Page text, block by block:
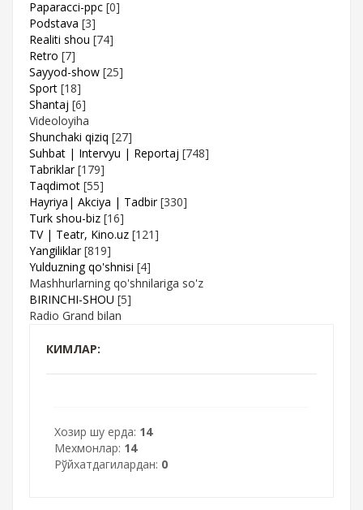
Paparacci-ppc [0]
Podstava [3]
Realiti shou [74]
Retro [7]
Sayyod-show [25]
Sport [18]
Shantaj [6]
Videoloyiha
Shunchaki qiziq [27]
Suhbat | Intervyu | Reportaj [748]
Tabriklar [179]
Taqdimot [55]
Hayriya| Akciya | Tadbir [330]
Turk shou-biz [16]
TV | Teatr, Kino.uz [121]
Yangiliklar [819]
Yulduzning qo'shnisi [4]
Mashhurlarning qo'shnilariga so'z
BIRINCHI-SHOU [5]
Radio Grand bilan
КИМЛАР:
Хозир шу ерда: 14
Мехмонлар: 14
Рўйхатдагилардан: 0